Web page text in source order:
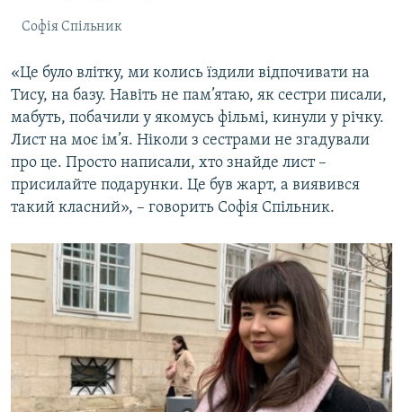
Софія Спільник
«Це було влітку, ми колись їздили відпочивати на
Тису, на базу. Навіть не пам’ятаю, як сестри писали,
мабуть, побачили у якомусь фільмі, кинули у річку.
Лист на моє ім’я. Ніколи з сестрами не згадували
про це. Просто написали, хто знайде лист –
присилайте подарунки. Це був жарт, а виявився
такий класний», – говорить Софія Спільник.